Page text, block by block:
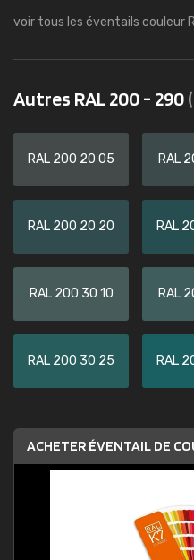
voir tous les éventails couleur
Autres RAL 200 - 290
RAL 200 20 05 RAL
RAL 200 20 20 RAL
RAL 200 30 10 RAL
RAL 200 30 25 RAL
ACHETER ÉVENTAIL DE